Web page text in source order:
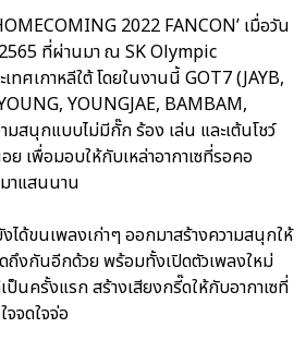
2022 FANCON’ เมื่อวัน
ที่ผ่านมา ณ SK Olympic
ศเกาหลีใต้ โดยในงานนี้ GOT7 (JAYB,
YOUNGJAE, BAMBAM,
มสนุกแบบไม่มีกั๊ก ร้อง เล่น และเต้นโชว์
ย เพื่อมอบให้กับเหล่าอากาเซที่รอคอ
าแสนนาน
ได้ขนเพลงเก่าๆ ออกมาสร้างความสนุกให้
ดถึงกันอีกด้วย พร้อมทั้งเปิดตัวเพลงใหม่
ป็นครั้งแรก สร้างเสียงกรี๊ดให้กับอากาเซที่
จดใจจ่อ